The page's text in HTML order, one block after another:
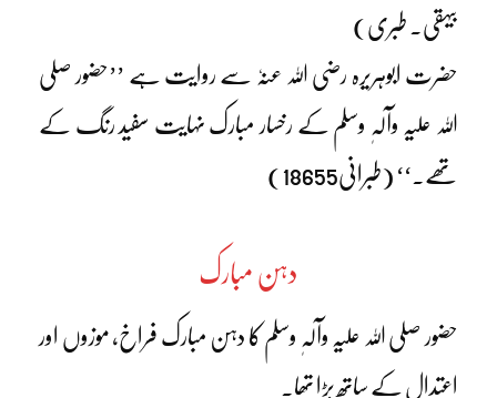
بیہقی۔ طبری)
حضرت ابوہریرہ رضی اللہ عنہٗ سے روایت ہے ’’حضور صلی
اللہ علیہ وآلہٖ وسلم کے رخسار مبارک نہایت سفید رنگ کے
تھے۔‘‘ (طبرانی18655)
دہن مبارک
حضور صلی اللہ علیہ وآلہٖ وسلم کا دہن مبارک فراخ، موزوں اور
اعتدال کے ساتھ بڑا تھا۔